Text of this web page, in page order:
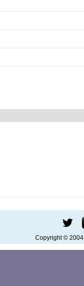
Copyright ©